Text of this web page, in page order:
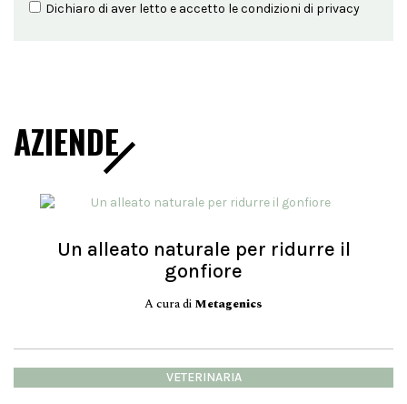
Dichiaro di aver letto e accetto le condizioni di privacy
AZIENDE
Un alleato naturale per ridurre il
gonfiore
A cura di Metagenics
VETERINARIA